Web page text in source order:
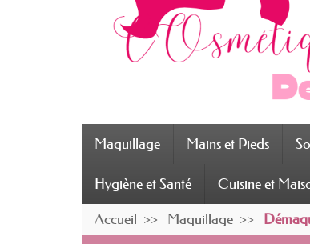
Maquillage Mains et Pieds
Hygiène et Santé Cuisine et
Accueil Maquillage